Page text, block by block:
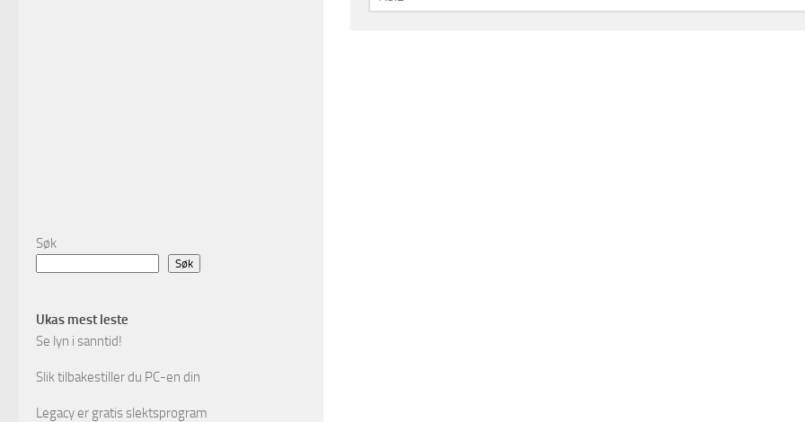
Søk
Søk
Ukas mest leste
Se lyn i sanntid!
Slik tilbakestiller du PC-en din
Legacy er gratis slektsprogram